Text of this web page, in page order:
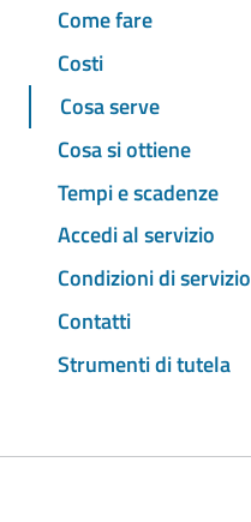
Come fare
Costi
Cosa serve
Cosa si ottiene
Tempi e scadenze
Accedi al servizio
Condizioni di servizio
Contatti
Strumenti di tutela